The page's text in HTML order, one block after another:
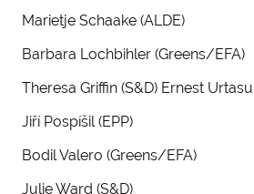
Marietje Schaake (ALDE)
Barbara Lochbihler (Greens/EFA)
Theresa Griffin (S&D) Ernest
Jiří Pospíšil (EPP)
Bodil Valero (Greens/EFA)
Julie Ward (S&D)